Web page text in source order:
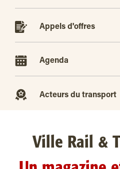
Appels d'offres
Agenda
Acteurs du transport
Ville Rail &